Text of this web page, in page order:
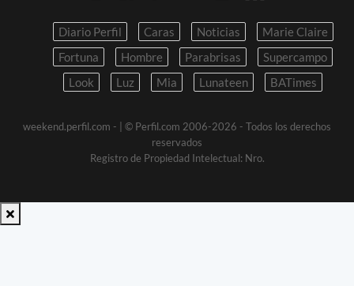
Diario Perfil Caras Noticias
Marie Claire
Fortuna
Hombre Parabrisas
Supercampo
Look
Luz Mia Lunateen BATimes
weekend.perfil.com -
| © Perfil.com 2006-2026 - Todos los derechos
reservados
Registro de Propiedad Intelectual: Nro.